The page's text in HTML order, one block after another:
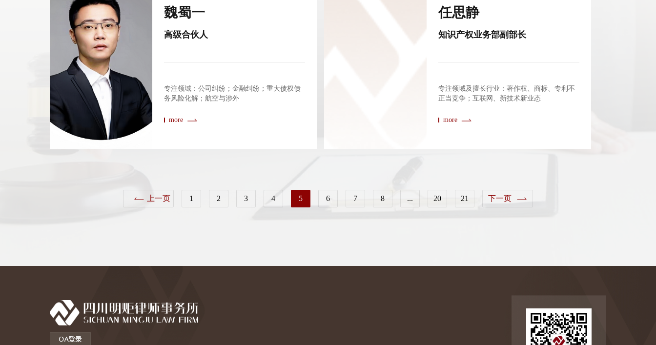
魏蜀一
高级合伙人
专注领域：公司纠纷；金融纠纷；重大债权债
务风险化解；航空与涉外
more
任思静
知识产权业务部副部长
专注领域及擅长行业：著作权、商标、专利不
正当竞争；互联网、新技术新业态
more
上一页 1 2 3 4 5 6 7 8 ... 20 21 下一页